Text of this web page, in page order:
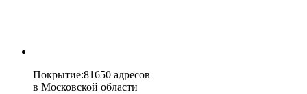
Покрытие:81650 адресов
в Московской области